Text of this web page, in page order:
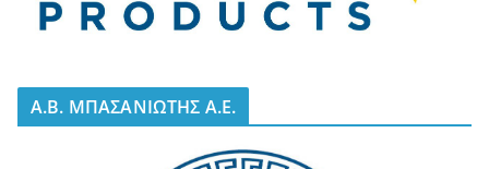
A.B. ΜΠΑΣΑΝΙΩΤΗΣ Α.Ε.